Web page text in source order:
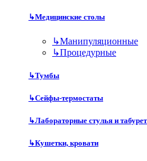
↳Медицинские столы
↳Манипуляционные
↳Процедурные
↳Тумбы
↳Сейфы-термостаты
↳Лабораторные стулья и
↳Кушетки, кровати